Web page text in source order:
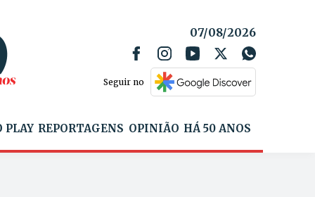
07/08/2026
Seguir no
PLAY REPORTAGENS OPINIÃO HÁ 50 ANOS